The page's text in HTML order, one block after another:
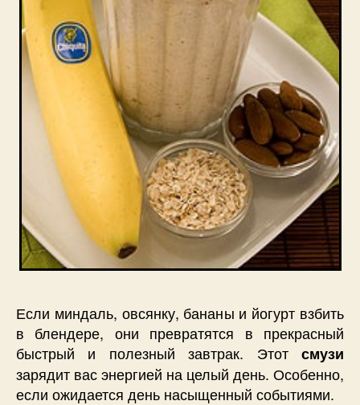
Если миндаль, овсянку, бананы и йогурт взбить
в блендере, они превратятся в прекрасный
быстрый и полезный завтрак. Этот смузи
зарядит вас энергией на целый день. Особенно,
если ожидается день насыщенный событиями.